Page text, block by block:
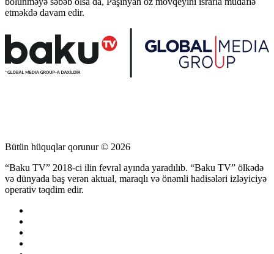
etməkdə davam edir.
Bütün hüquqlar qorunur © 2026
“Baku TV” 2018-ci ilin fevral ayında yaradılıb. “Baku TV” ölkədə
və dünyada baş verən aktual, maraqlı və önəmli hadisələri izləyiciyə
operativ təqdim edir.